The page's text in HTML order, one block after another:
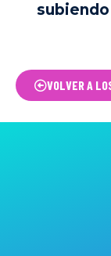
subiendo
VOLVER A